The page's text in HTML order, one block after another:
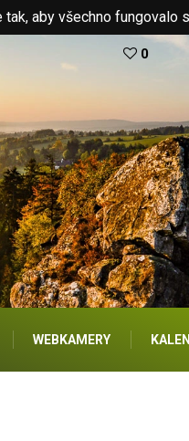
aby všechno fungovalo
0
WEBKAMERY